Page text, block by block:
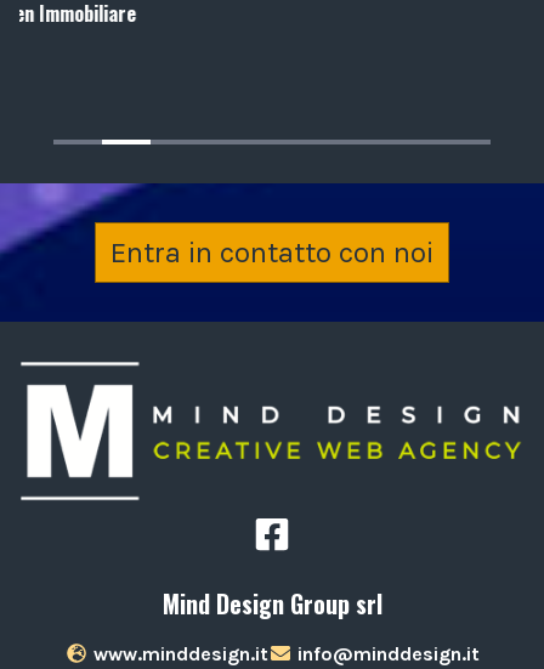
Entra in contatto con noi
Mind Design Group srl
www.minddesign.it
info@minddesign.it